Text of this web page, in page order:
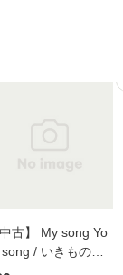
中古】 My song Yo
/ いきものが
メール便